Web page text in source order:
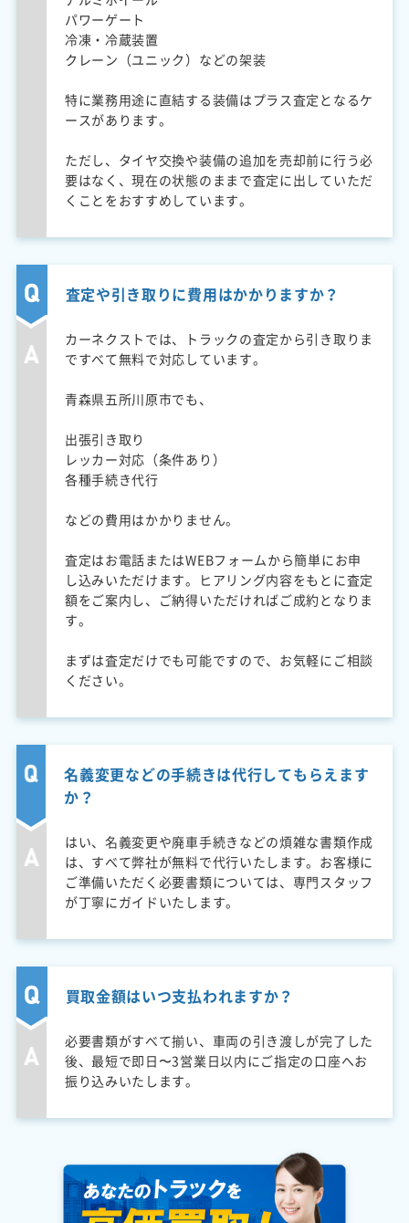
パワーゲート
冷凍・冷蔵装置
クレーン（ユニック）などの架装
特に業務用途に直結する装備はプラス査定となるケ
ースがあります。
ただし、タイヤ交換や装備の追加を売却前に行う必
要はなく、現在の状態のままで査定に出していただ
くことをおすすめしています。
査定や引き取りに費用はかかりますか？
カーネクストでは、トラックの査定から引き取りま
ですべて無料で対応しています。
青森県五所川原市でも、
出張引き取り
レッカー対応（条件あり）
各種手続き代行
などの費用はかかりません。
査定はお電話またはWEBフォームから簡単にお申
し込みいただけます。ヒアリング内容をもとに査定
額をご案内し、ご納得いただければご成約となりま
す。
まずは査定だけでも可能ですので、お気軽にご相談
ください。
名義変更などの手続きは代行してもらえます
か？
はい、名義変更や廃車手続きなどの煩雑な書類作成
は、すべて弊社が無料で代行いたします。お客様に
ご準備いただく必要書類については、専門スタッフ
が丁寧にガイドいたします。
買取金額はいつ支払われますか？
必要書類がすべて揃い、車両の引き渡しが完了した
後、最短で即日〜3営業日以内にご指定の口座へお
振り込みいたします。